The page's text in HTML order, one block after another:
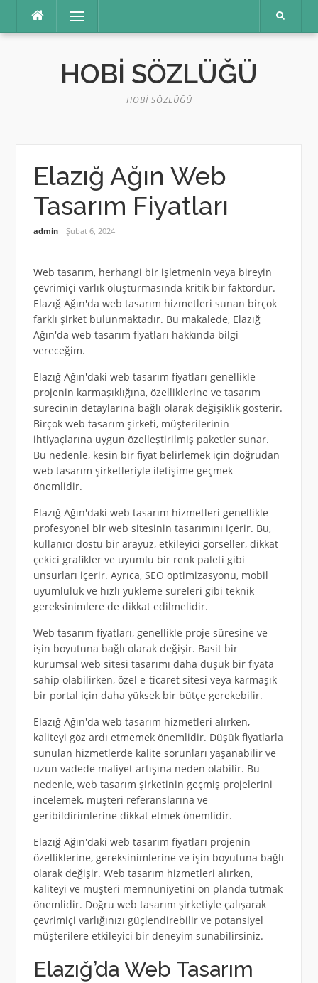
Menü
HOBI SÖZLÜĞÜ
HOBI SÖZLÜĞÜ
Elazığ Ağın Web
Tasarım Fiyatları
admin Şubat 6, 2024
Web tasarım, herhangi bir işletmenin veya bireyin
çevrimiçi varlık oluşturmasında kritik bir faktördür.
Elazığ Ağın'da web tasarım hizmetleri sunan birçok
farklı şirket bulunmaktadır. Bu makalede, Elazığ
Ağın'da web tasarım fiyatları hakkında bilgi
vereceğim.
Elazığ Ağın'daki web tasarım fiyatları genellikle
projenin karmaşıklığına, özelliklerine ve tasarım
sürecinin detaylarına bağlı olarak değişiklik gösterir.
Birçok web tasarım şirketi, müşterilerinin
ihtiyaçlarına uygun özelleştirilmiş paketler sunar.
Bu nedenle, kesin bir fiyat belirlemek için doğrudan
web tasarım şirketleriyle iletişime geçmek
önemlidir.
Elazığ Ağın'daki web tasarım hizmetleri genellikle
profesyonel bir web sitesinin tasarımını içerir. Bu,
kullanıcı dostu bir arayüz, etkileyici görseller, dikkat
çekici grafikler ve uyumlu bir renk paleti gibi
unsurları içerir. Ayrıca, SEO optimizasyonu, mobil
uyumluluk ve hızlı yükleme süreleri gibi teknik
gereksinimlere de dikkat edilmelidir.
Web tasarım fiyatları, genellikle proje süresine ve
işin boyutuna bağlı olarak değişir. Basit bir
kurumsal web sitesi tasarımı daha düşük bir fiyata
sahip olabilirken, özel e-ticaret sitesi veya karmaşık
bir portal için daha yüksek bir bütçe gerekebilir.
Elazığ Ağın'da web tasarım hizmetleri alırken,
kaliteyi göz ardı etmemek önemlidir. Düşük fiyatlarla
sunulan hizmetlerde kalite sorunları yaşanabilir ve
uzun vadede maliyet artışına neden olabilir. Bu
nedenle, web tasarım şirketinin geçmiş projelerini
incelemek, müşteri referanslarına ve
geribildirimlerine dikkat etmek önemlidir.
Elazığ Ağın'daki web tasarım fiyatları projenin
özelliklerine, gereksinimlerine ve işin boyutuna bağlı
olarak değişir. Web tasarım hizmetleri alırken,
kaliteyi ve müşteri memnuniyetini ön planda tutmak
önemlidir. Doğru web tasarım şirketiyle çalışarak
çevrimiçi varlığınızı güçlendirebilir ve potansiyel
müşterilere etkileyici bir deneyim sunabilirsiniz.
Elazığ’da Web Tasarım